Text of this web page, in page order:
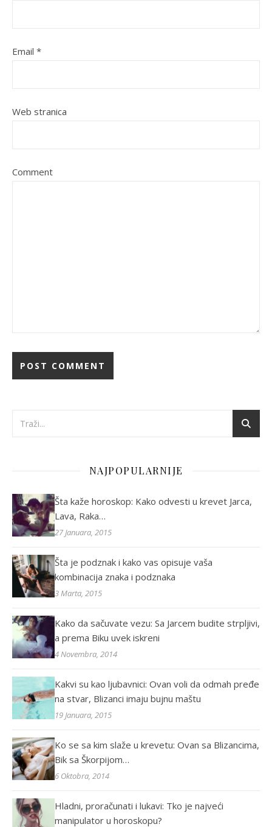
Email *
Web stranica
Comment
NAJPOPULARNIJE
Šta kaže horoskop: Kako odvesti u krevet Jarca,
Lava, Raka…
27 Januara, 2015
Šta je podznak i kako vas opisuje vaša
kombinacija znaka i podznaka
3 Marta, 2015
Kako da sačuvate vezu: Sa Jarcem budite strpljivi,
a prema Biku uvek iskreni
4 Novembra, 2014
Kakvi su kao ljubavnici: Ovan voli da odmah pređe
na stvar, Blizanci imaju bujnu maštu
19 Januara, 2015
Ko se sa kim slaže u krevetu: Ovan sa Blizancima,
Bik sa Škorpijom…
6 Oktobra, 2014
Hladni, proračunati i lukavi: Tko je najveći
manipulator u horoskopu?